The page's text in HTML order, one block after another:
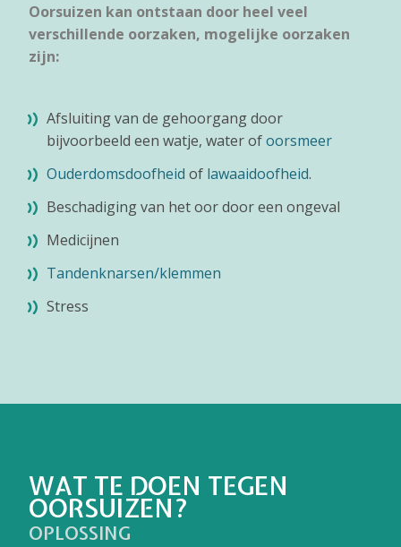
Oorsuizen kan ontstaan door heel veel
verschillende oorzaken, mogelijke oorzaken
zijn:
Afsluiting van de gehoorgang door
bijvoorbeeld een watje, water ofoorsmeer
Ouderdomsdoofheid of lawaaidoofheid.
Beschadiging van het oor door een ongeval
Medicijnen
Tandenknarsen/klemmen
Stress
WAT TE DOEN TEGEN
OORSUIZEN?
OPLOSSING